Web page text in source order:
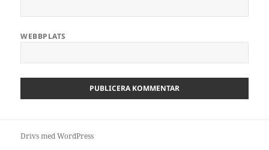
WEBBPLATS
Drivs med WordPress